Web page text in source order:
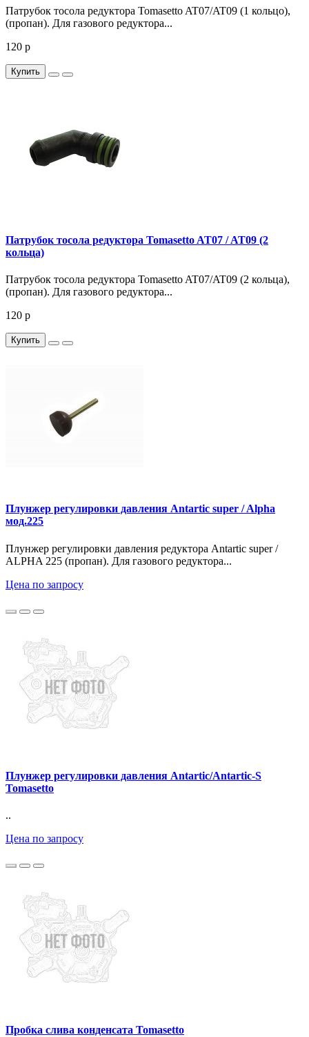
Патрубок тосола редуктора Tomasetto AT07/AT09 (1 кольцо),
(пропан). Для газового редуктора...
120 р
Купить
Патрубок тосола редуктора Tomasetto AT07 / AT09 (2
кольца)
Патрубок тосола редуктора Tomasetto AT07/AT09 (2 кольца),
(пропан). Для газового редуктора...
120 р
Купить
Плунжер регулировки давления Antartic super / Alpha
мод.225
Плунжер регулировки давления редуктора Antartic super /
ALPHA 225 (пропан). Для газового редуктора...
Цена по запросу
Плунжер регулировки давления Antartic/Antartic-S
Tomasetto
..
Цена по запросу
Пробка слива конденсата Tomasetto